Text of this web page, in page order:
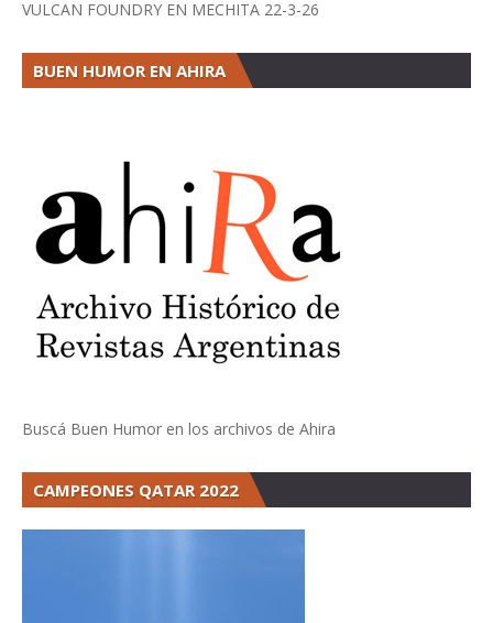
VULCAN FOUNDRY EN MECHITA 22-3-26
BUEN HUMOR EN AHIRA
Buscá Buen Humor en los archivos de Ahira
CAMPEONES QATAR 2022